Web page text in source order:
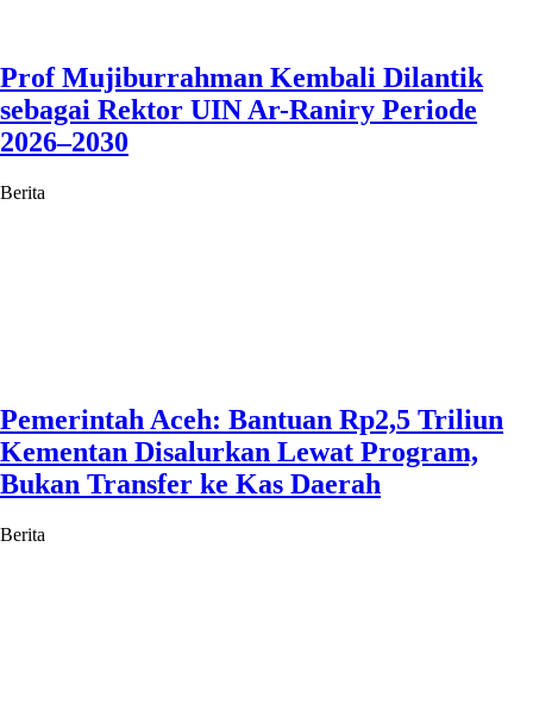
Prof Mujiburrahman Kembali Dilantik
sebagai Rektor UIN Ar-Raniry Periode
2026–2030
Berita
Pemerintah Aceh: Bantuan Rp2,5 Triliun
Kementan Disalurkan Lewat Program,
Bukan Transfer ke Kas Daerah
Berita